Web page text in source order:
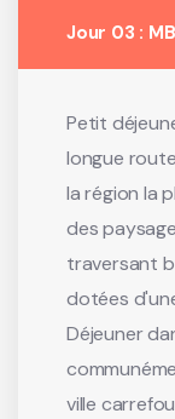
Jour 03 :
Petit
longue
la région la
des
traversant
dotées
Déjeuner
ville